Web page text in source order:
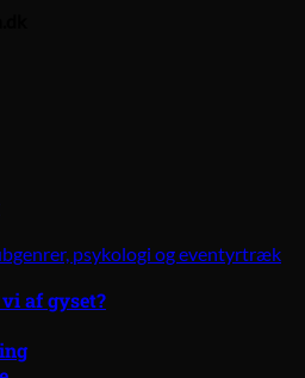
psykologi og eventyrtræk
af gyset?